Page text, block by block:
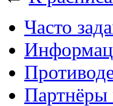
Часто
Партнёры